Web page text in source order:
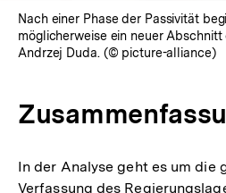
Nach einer Phase der Passivität
möglicherweise ein neuer
Andrzej Duda. (© picture-alliance)
In der Analyse geht es um die
Verfassung des